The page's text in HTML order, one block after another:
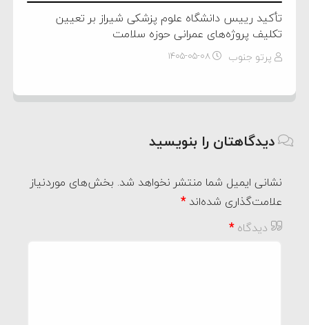
تأکید رییس دانشگاه علوم پزشکی شیراز بر تعیین
تکلیف پروژه‌های عمرانی حوزه سلامت
پرتو جنوب ۱۴۰۵-۰۵-۰۸
دیدگاهتان را بنویسید
نشانی ایمیل شما منتشر نخواهد شد. بخش‌های موردنیاز
علامت‌گذاری شده‌اند*
دیدگاه*